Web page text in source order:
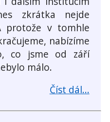
zkrátka nejde
protože v tomhle
nabízíme
co jsme od září
málo.
Číst dál...